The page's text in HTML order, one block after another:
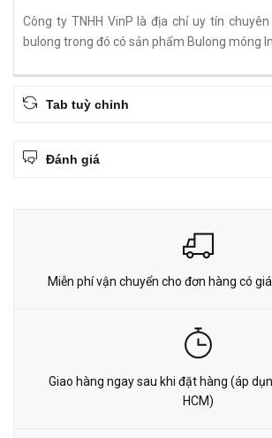
Công ty TNHH VinP là địa chỉ uy tín
bulong trong đó có sản phẩm Bulong móng
Tab tuỳ chỉnh
Đánh giá
Miễn phí vận chuyển cho đơn hàng có
Giao hàng ngay sau khi đặt hàng (áp
HCM)